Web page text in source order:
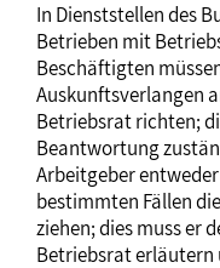
In Dienststellen des
Betrieben mit
Beschäftigten
Auskunftsverlangen
Betriebsrat richten;
Beantwortung
Arbeitgeber
bestimmten Fällen
ziehen; dies muss er
Betriebsrat erläutern